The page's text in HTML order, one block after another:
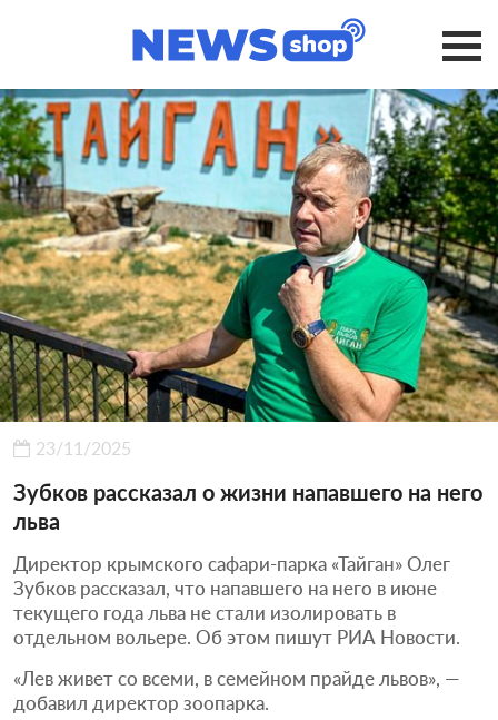
23/11/2025
Зубков рассказал о жизни напавшего на него
льва
Директор крымского сафари-парка «Тайган» Олег
Зубков рассказал, что напавшего на него в июне
текущего года льва не стали изолировать в
отдельном вольере. Об этом пишут РИА Новости.
«Лев живет со всеми, в семейном прайде львов», —
добавил директор зоопарка.